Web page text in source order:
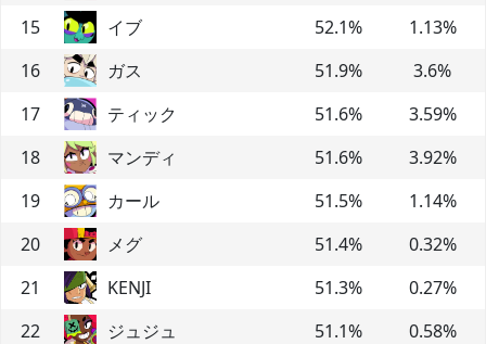
15
イブ 52.1% 1.13%
16
ガス 51.9% 3.6%
17
ティック 51.6% 3.59%
18
マンディ 51.6% 3.92%
19
カール 51.5% 1.14%
20
メグ 51.4% 0.32%
21
KENJI 51.3% 0.27%
22
ジュジュ 51.1% 0.58%